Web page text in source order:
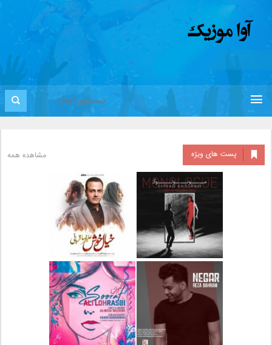
پست های ویژه مشاهده همه
دانلود آلبوم جدید سیروان
خسروی بنام مونولوگ
دانلود آهنگ جدید علیرضا
قربانی بنام خیال خوش